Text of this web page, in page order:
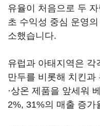
유율이 처음으로 두
초 수익성 중심 운영
소했습니다.
유럽과 아태지역은 각
만두를 비롯해 치킨과
·상온 제품을 앞세워
2%, 31%의 매출 증가